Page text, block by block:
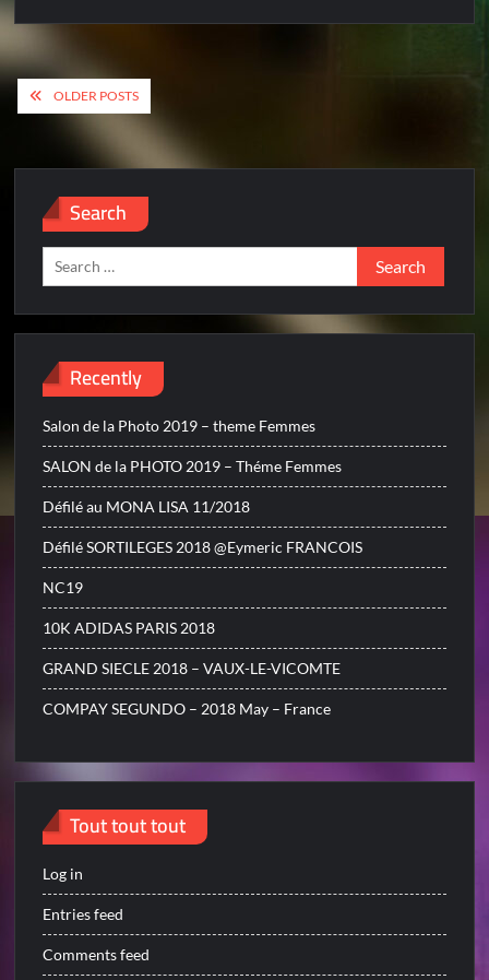
Posts
navigation
OLDER POSTS
Search
Search
for:
Recently
Salon de la Photo 2019 – theme Femmes
SALON de la PHOTO 2019 – Théme Femmes
Défilé au MONA LISA 11/2018
Défilé SORTILEGES 2018 @Eymeric FRANCOIS
NC19
10K ADIDAS PARIS 2018
GRAND SIECLE 2018 – VAUX-LE-VICOMTE
COMPAY SEGUNDO – 2018 May – France
Tout tout tout
Log in
Entries feed
Comments feed